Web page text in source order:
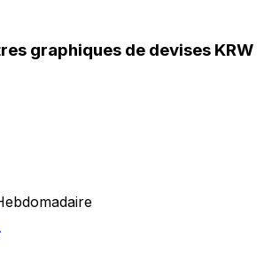
graphiques de devises KRW